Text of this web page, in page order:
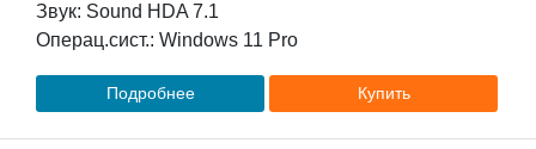
Звук: Sound HDA 7.1
Операц.сист.: Windows 11 Pro
Подробнее Купить